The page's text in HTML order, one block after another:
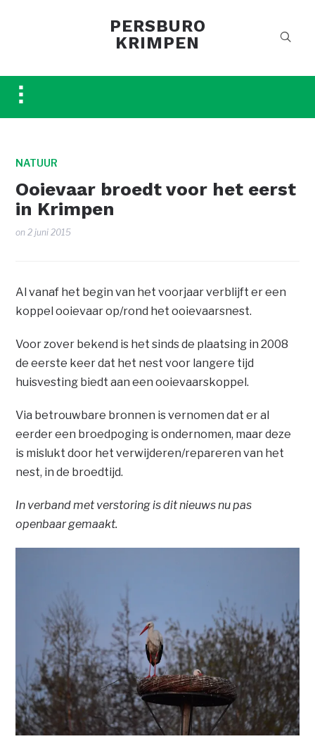
PERSBURO
KRIMPEN
Toggle
sidebar
NATUUR
Ooievaar broedt voor het eerst
in Krimpen
on2 juni 2015
Al vanaf het begin van het voorjaar verblijft er een
koppel ooievaar op/rond het ooievaarsnest.
Voor zover bekend is het sinds de plaatsing in 2008
de eerste keer dat het nest voor langere tijd
huisvesting biedt aan een ooievaarskoppel.
Via betrouwbare bronnen is vernomen dat er al
eerder een broedpoging is ondernomen, maar deze
is mislukt door het verwijderen/repareren van het
nest, in de broedtijd.
In verband met verstoring is dit nieuws nu pas
openbaar gemaakt.